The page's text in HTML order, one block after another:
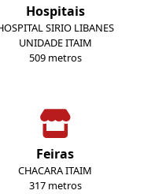
Hospitais
SIRIO LIBANES
UNIDADE ITAIM
509 metros
Feiras
CHACARA ITAIM
317 metros